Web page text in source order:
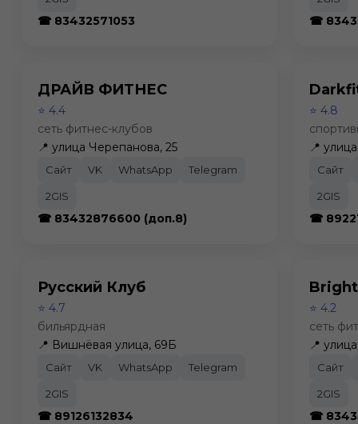
☎ 83432571053 ☎
ДРАЙВ ФИТНЕС
⭐ 4.4
сеть фитнес-клубов
📍 улица Черепанова, 25
Сайт VK WhatsApp Telegram
2GIS
☎ 83432876600 (доп.8)
⭐ 4.8
📍
Сайт
2GIS
☎
Русский Клуб
⭐ 4.7
бильярдная
📍 Вишнёвая улица, 69Б
Сайт VK WhatsApp Telegram
2GIS
☎ 89126132834
⭐ 4.2
сеть
📍
Сайт
2GIS
☎